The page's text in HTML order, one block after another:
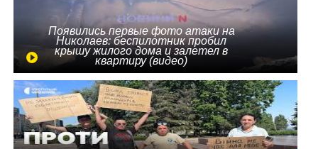
Появились первые фото атаки на
Николаев: беспилотник пробил
крышу жилого дома и залетел в
квартиру (видео)